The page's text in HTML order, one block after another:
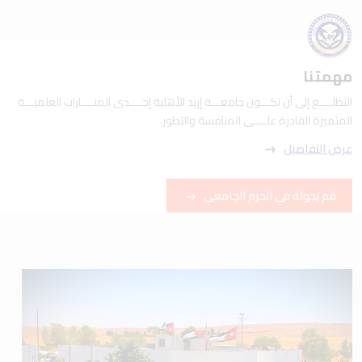
مهمتنا
التطلــــع إلى أن تكـــون جامعـــة إربد الأهلية إحــــدى المنــــارات العلميـــة
المتميزة القادرة علــــى المنافسة والتطور.
عرض التفاصيل
قم بجولة في الحرم الجامعي